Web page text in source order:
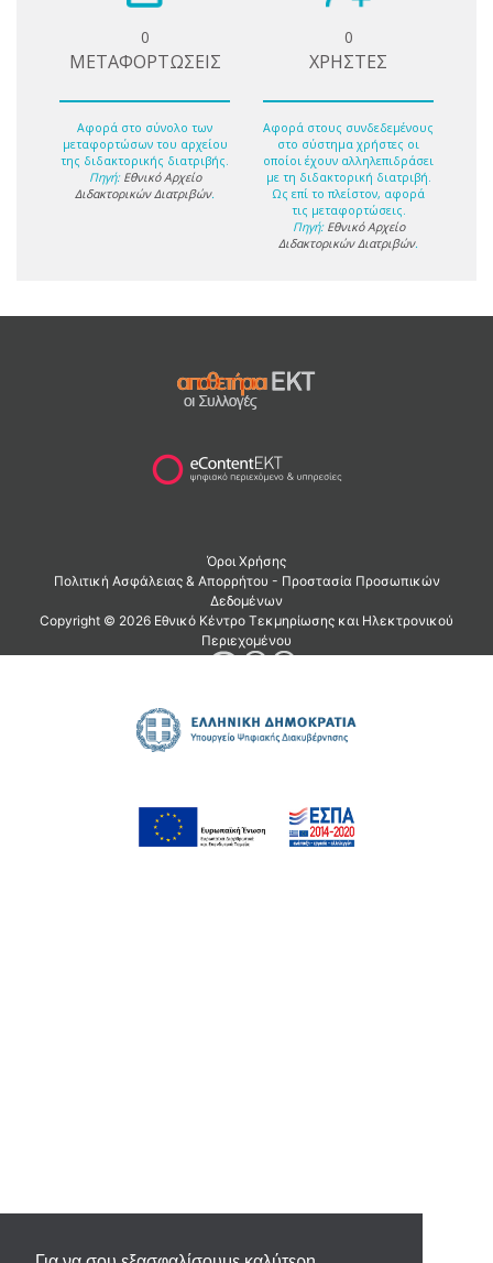
0
ΜΕΤΑΦΟΡΤΩΣΕΙΣ
Αφορά στο σύνολο των
μεταφορτώσων του αρχείου
της διδακτορικής διατριβής.
Πηγή: Εθνικό Αρχείο
Διδακτορικών Διατριβών.
0
ΧΡΗΣΤΕΣ
Αφορά στους συνδεδεμένους
στο σύστημα χρήστες οι
οποίοι έχουν αλληλεπιδράσει
με τη διδακτορική διατριβή.
Ως επί το πλείστον, αφορά
τις μεταφορτώσεις.
Πηγή: Εθνικό Αρχείο
Διδακτορικών Διατριβών.